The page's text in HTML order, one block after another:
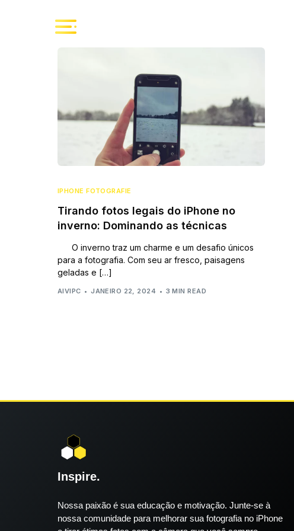
IPHONE FOTOGRAFIE
Tirando fotos legais do iPhone no
inverno: Dominando as técnicas
O inverno traz um charme e um desafio únicos
para a fotografia. Com seu ar fresco, paisagens
geladas e […]
AIVIPC JANEIRO 22, 2024 3 MIN READ
Inspire.
Nossa paixão é sua educação e motivação. Junte-se à
nossa comunidade para melhorar sua fotografia no iPhone